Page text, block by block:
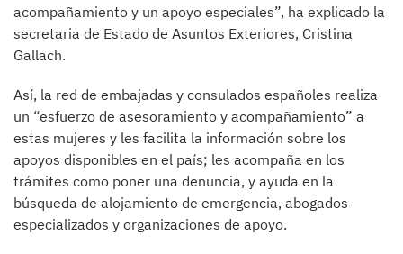
acompañamiento y un apoyo especiales”, ha explicado la
secretaria de Estado de Asuntos Exteriores, Cristina
Gallach.
Así, la red de embajadas y consulados españoles realiza
un “esfuerzo de asesoramiento y acompañamiento” a
estas mujeres y les facilita la información sobre los
apoyos disponibles en el país; les acompaña en los
trámites como poner una denuncia, y ayuda en la
búsqueda de alojamiento de emergencia, abogados
especializados y organizaciones de apoyo.